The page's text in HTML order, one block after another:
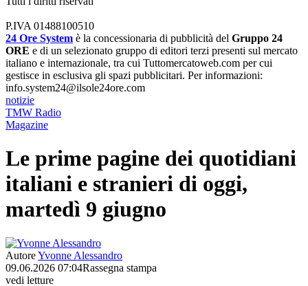
P.IVA 01488100510
24 Ore System è la concessionaria di pubblicità del Gruppo 24
ORE e di un selezionato gruppo di editori terzi presenti sul mercato
italiano e internazionale, tra cui Tuttomercatoweb.com per cui
gestisce in esclusiva gli spazi pubblicitari. Per informazioni:
info.system24@ilsole24ore.com
notizie
TMW Radio
Magazine
Le prime pagine dei quotidiani
italiani e stranieri di oggi,
martedì 9 giugno
AutoreYvonne Alessandro
09.06.2026 07:04Rassegna stampa
vedi letture